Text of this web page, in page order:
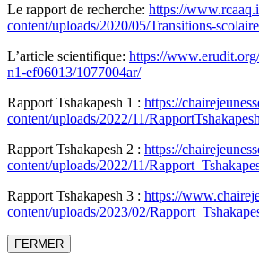
Le rapport de recherche: https://
content/uploads/2020/05/Transitions-
L’article scientifique: https://
n1-ef06013/1077004ar/
Rapport Tshakapesh 1 : https://
content/uploads/2022/11/
Rapport Tshakapesh 2 : https://
content/uploads/2022/11/
Rapport Tshakapesh 3 : https://
content/uploads/2023/02/
FERMER